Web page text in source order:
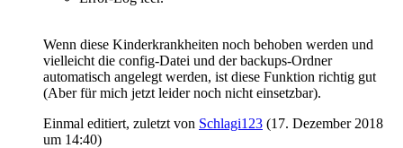
Wenn diese Kinderkrankheiten noch behoben werden und
vielleicht die config-Datei und der backups-Ordner
automatisch angelegt werden, ist diese Funktion richtig gut
(Aber für mich jetzt leider noch nicht einsetzbar).
Einmal editiert, zuletzt von Schlagi123 (17. Dezember 2018
um 14:40)